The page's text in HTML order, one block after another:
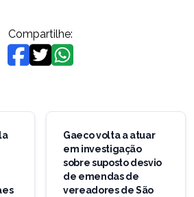
Compartilhe:
Gaeco volta a atuar
em investigação
sobre suposto desvio
de emendas de
vereadores de São